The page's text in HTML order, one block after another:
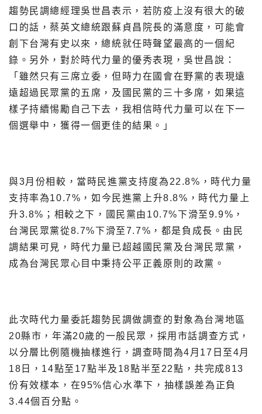
趨勢民調總經理吳世昌表示，若防疫上沒有很大的破
口的話，蔡英文總統跟蘇貞昌院長的滿意度，可能會
創下台灣有史以來，總統就任時聲望最高的一個紀
錄。另外，對於時代力量的優秀表現，吳世昌說：
「雖然只有三席立委，但時力在國會在野黨的表現遠
遠超過民眾黨的五席，及國民黨的三十多席，如果這
樣子持續惕勵自己下去，我相信時代力量可以在下一
個選舉中，獲得一個更佳的結果。」
與3月份相較，當時民進黨支持度為22.8%，時代力量
支持率為10.7%，如今民進黨上升8.8%，時代力量上
升3.8%；相較之下，國民黨由10.7%下滑至9.9%，
台灣民眾黨從8.7%下滑至7.7%，都是負成長。由民
調結果可見，時代力量已超越國民黨及台灣民眾黨，
成為台灣民眾心目中秉持公平正義原則的政黨。
此次時代力量委託趨勢民調做調查的對象為台灣地區
20縣市，年滿20歲的一般民眾，採用市話調查方式，
以分層比例隨機抽樣進行，調查時間為4月17日至4月
18日，14點至17點半及18點半至22點，共完成813
份有效樣本，在95%信心水準下，抽樣誤差為正負
3.44個百分點。